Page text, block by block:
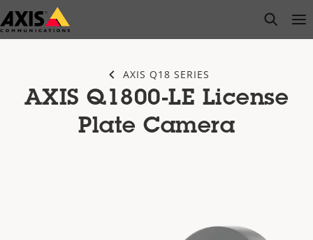
Salta
al
open
AXIS Q18 SERIES
AXIS Q1800-LE License
Plate Camera